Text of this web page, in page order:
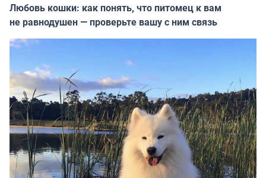
Любовь кошки: как понять, что питомец к вам
не равнодушен — проверьте вашу с ним связь